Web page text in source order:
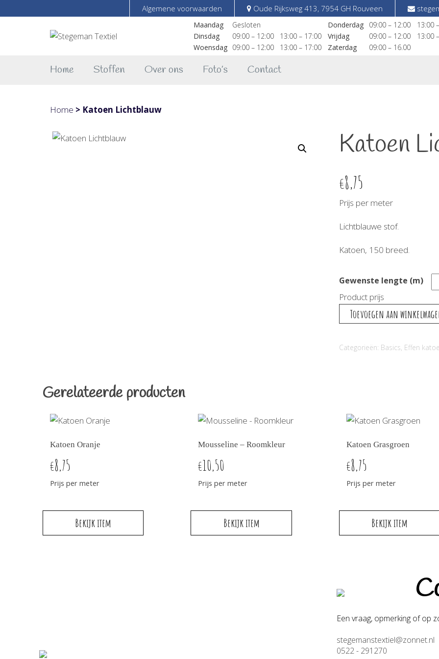
Oude Rijksweg 413, 7954 GH Rouveen
Algemene voorwaarden
Maandag Gesloten Donderdag 09:00 – 12:00
13:00
Dinsdag
09:00 – 12:00 13:00 – 17:00 Vrijdag 09:00 – 12:00
13:00
Woensdag
09:00 – 12:00 13:00 – 17:00 Zaterdag 09:00 – 16.00
Home Stoffen Over ons Foto’s Contact
Home > Katoen Lichtblauw
Katoen
€8,75
Prijs per meter
Lichtblauwe stof.
Katoen, 150 breed.
Gewenste lengte (m)
Product prijs
Katoen
Lichtblauw
Toevoegen aan
Categorieën: Basics, Effen
Gerelateerde producten
Katoen Oranje
€8,75
Prijs per meter
Bekijk item
Mousseline – Roomkleur
€10,50
Prijs per meter
Bekijk item
Katoen Grasgroen
€8,75
Prijs per meter
Bekijk item
Een vraag, opmerking of op
stegemanstextiel@zonnet.nl
0522 - 291270